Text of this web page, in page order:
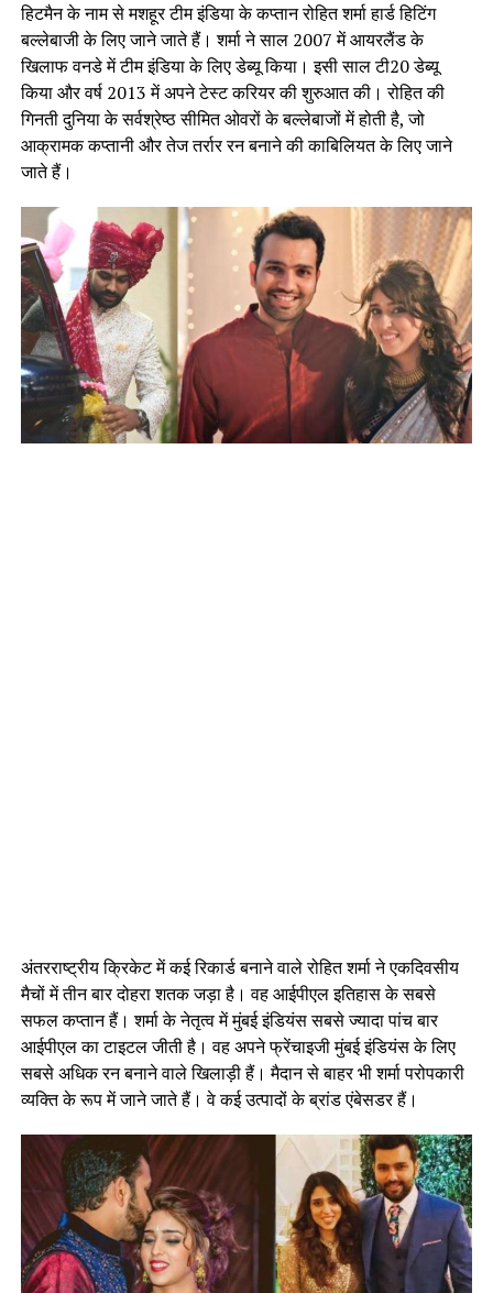
हिटमैन के नाम से मशहूर टीम इंडिया के कप्तान रोहित शर्मा हार्ड हिटिंग
बल्लेबाजी के लिए जाने जाते हैं। शर्मा ने साल 2007 में आयरलैंड के
खिलाफ वनडे में टीम इंडिया के लिए डेब्यू किया। इसी साल टी20 डेब्यू
किया और वर्ष 2013 में अपने टेस्ट करियर की शुरुआत की। रोहित की
गिनती दुनिया के सर्वश्रेष्ठ सीमित ओवरों के बल्लेबाजों में होती है, जो
आक्रामक कप्तानी और तेज तर्रार रन बनाने की काबिलियत के लिए जाने
जाते हैं।
अंतरराष्ट्रीय क्रिकेट में कई रिकार्ड बनाने वाले रोहित शर्मा ने एकदिवसीय
मैचों में तीन बार दोहरा शतक जड़ा है। वह आईपीएल इतिहास के सबसे
सफल कप्तान हैं। शर्मा के नेतृत्व में मुंबई इंडियंस सबसे ज्यादा पांच बार
आईपीएल का टाइटल जीती है। वह अपने फ्रेंचाइजी मुंबई इंडियंस के लिए
सबसे अधिक रन बनाने वाले खिलाड़ी हैं। मैदान से बाहर भी शर्मा परोपकारी
व्यक्ति के रूप में जाने जाते हैं। वे कई उत्पादों के ब्रांड एंबेसडर हैं।